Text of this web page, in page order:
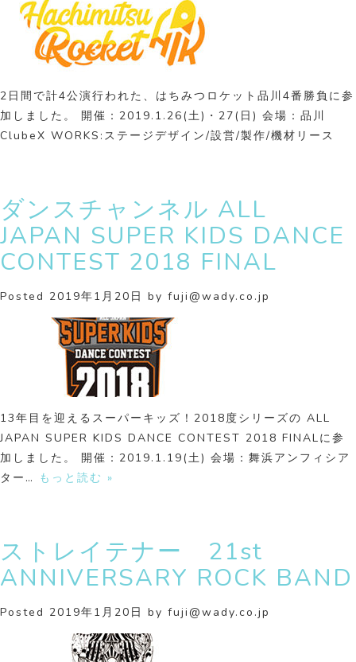
2日間で計4公演行われた、はちみつロケット品川4番勝負に参
加しました。 開催：2019.1.26(土)・27(日) 会場：品川
ClubeX WORKS:ステージデザイン/設営/製作/機材リース
ダンスチャンネル ALL
JAPAN SUPER KIDS DANCE
CONTEST 2018 FINAL
Posted 2019年1月20日 by fuji@wady.co.jp
13年目を迎えるスーパーキッズ！2018度シリーズの ALL
JAPAN SUPER KIDS DANCE CONTEST 2018 FINALに参
加しました。 開催：2019.1.19(土) 会場：舞浜アンフィシア
ター… もっと読む »
ストレイテナー 21st
ANNIVERSARY ROCK BAND
Posted 2019年1月20日 by fuji@wady.co.jp